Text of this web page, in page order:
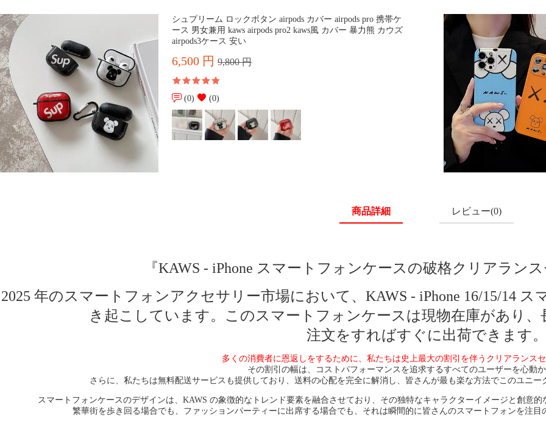
シュプリーム ロックボタン airpods カバー airpods pro 携帯ケ
ース 男女兼用 kaws airpods pro2 kaws風 カバー 暴力熊 カウズ
airpods3ケース 安い
6,500 円9,800 円
(0) (0)
商品詳細 レビュー(0)
『KAWS - iPhone スマートフォンケースの破格クリアラン
2025 年のスマートフォンアクセサリー市場において、KAWS - iPhone 16/15/14
き起こしています。このスマートフォンケースは現物在庫があり、
注文をすればすぐに出荷できます。
多くの消費者に恩返しをするために、私たちは史上最大の割引を伴うクリアランスセ
その割引の幅は、コストパフォーマンスを追求するすべてのユーザーを心動か
さらに、私たちは無料配送サービスも提供しており、送料の心配を完全に解消し、皆さんが最も楽な方法でこのユニー
スマートフォンケースのデザインは、KAWS の象徴的なトレンド要素を融合させており、その独特なキャラクターイメージと創意的
繁華街を歩き回る場合でも、ファッションパーティーに出席する場合でも、それは瞬間的に皆さんのスマートフォンを注目